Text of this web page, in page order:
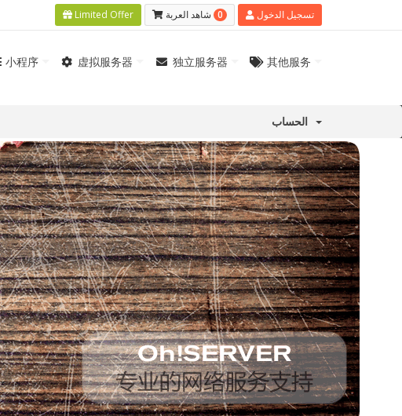
Limited Offer 0 تسجيل الدخول
小程序 虚拟服务器 独立服务器 其他服务